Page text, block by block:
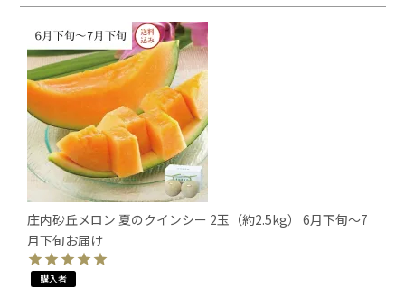
庄内砂丘メロン 夏のクインシー 2玉（約2.5kg） 6月下旬～7
月下旬お届け
購入者